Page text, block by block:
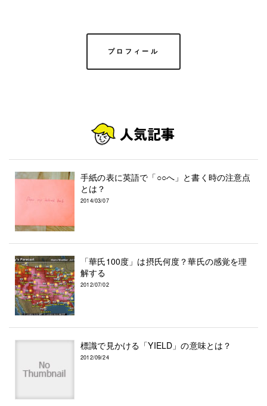
プロフィール
手紙の表に英語で「○○へ」と書く時の注意点
とは？
2014/03/07
「華氏100度」は摂氏何度？華氏の感覚を理
解する
2012/07/02
標識で見かける「YIELD」の意味とは？
2012/09/24